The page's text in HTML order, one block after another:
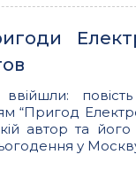
“Пригод
автор та
у